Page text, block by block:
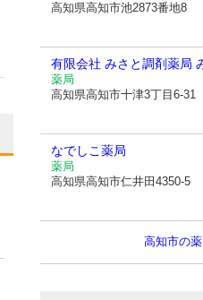
高知県高知市池2873番地8
有限会社 みさと調剤薬局
薬局
高知県高知市十津3丁目6-31
なでしこ薬局
薬局
高知県高知市仁井田4350-5
高知市の